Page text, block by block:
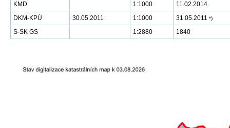
KMD
1:1000
11.02.2014
DKM-KPÚ
30.05.2011 1:1000 31.05.2011 *)
S-SK GS 1:2880 1840